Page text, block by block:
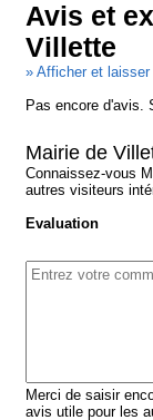
Avis et
Villette
» Afficher et
Pas encore d'avis.
Mairie de
Connaissez-vous
autres visiteurs
Evaluation
Merci de saisir
avis utile pour les